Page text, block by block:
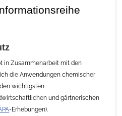
in Zusammenarbeit mit den
die Anwendungen chemischer
wichtigsten
und gärtnerischen
-Erhebungen).